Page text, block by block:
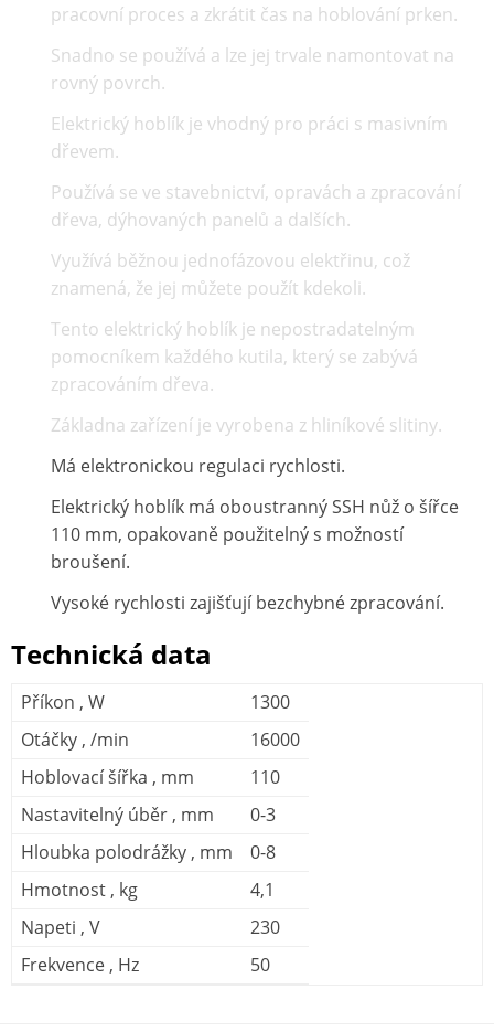
pracovní proces a zkrátit čas na hoblování prken.
Snadno se používá a lze jej trvale namontovat na
rovný povrch.
Elektrický hoblík je vhodný pro práci s masivním
dřevem.
Používá se ve stavebnictví, opravách a zpracování
dřeva, dýhovaných panelů a dalších.
Využívá běžnou jednofázovou elektřinu, což
znamená, že jej můžete použít kdekoli.
Tento elektrický hoblík je nepostradatelným
pomocníkem každého kutila, který se zabývá
zpracováním dřeva.
Základna zařízení je vyrobena z hliníkové slitiny.
Má elektronickou regulaci rychlosti.
Elektrický hoblík má oboustranný SSH nůž o šířce
110 mm, opakovaně použitelný s možností
broušení.
Vysoké rychlosti zajišťují bezchybné zpracování.
Technická data
Příkon , W
1300
Otáčky , /min
16000
Hoblovací šířka , mm
110
Nastavitelný úběr , mm
0-3
Hloubka polodrážky , mm
0-8
Hmotnost , kg
4,1
Napeti , V
230
Frekvence , Hz
50